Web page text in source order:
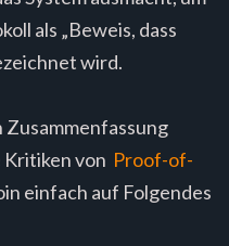
als „Beweis, dass
wird.
Zusammenfassung
von Proof-of-
einfach auf Folgendes